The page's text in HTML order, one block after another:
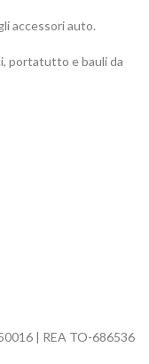
accessori auto.
portatutto e bauli da
| REA TO-686536